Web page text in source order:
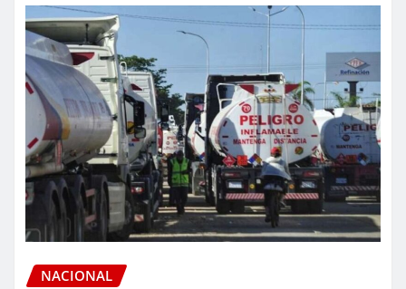
NACIONAL